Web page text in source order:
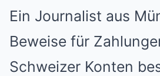
Ein Journalist aus
Beweise für
Schweizer Konten